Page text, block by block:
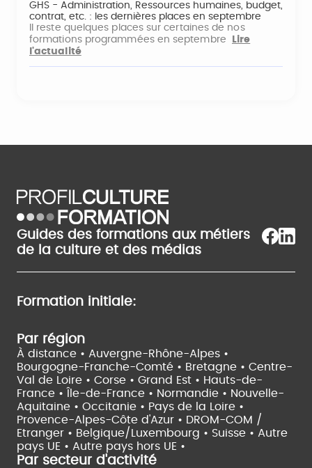
GHS - Administration, Ressources humaines, budget,
contrat, etc. : les dernières places en septembre
Il reste quelques places sur certaines de nos
formations programmées en septembre
Lire
l'actualité
Guides des formations aux métiers
de la culture et des médias
Formation initiale:
Par région
À distance • Auvergne-Rhône-Alpes •
Bourgogne-Franche-Comté • Bretagne • Centre-
Val de Loire • Corse • Grand Est • Hauts-de-
France •
Île-de-France • Normandie • Nouvelle-
Aquitaine • Occitanie • Pays de la Loire •
Provence-Alpes-Côte d'Azur • DROM-COM /
Etranger • Belgique/Luxembourg • Suisse • Autre
pays UE • Autre pays hors UE •
Par secteur d'activité